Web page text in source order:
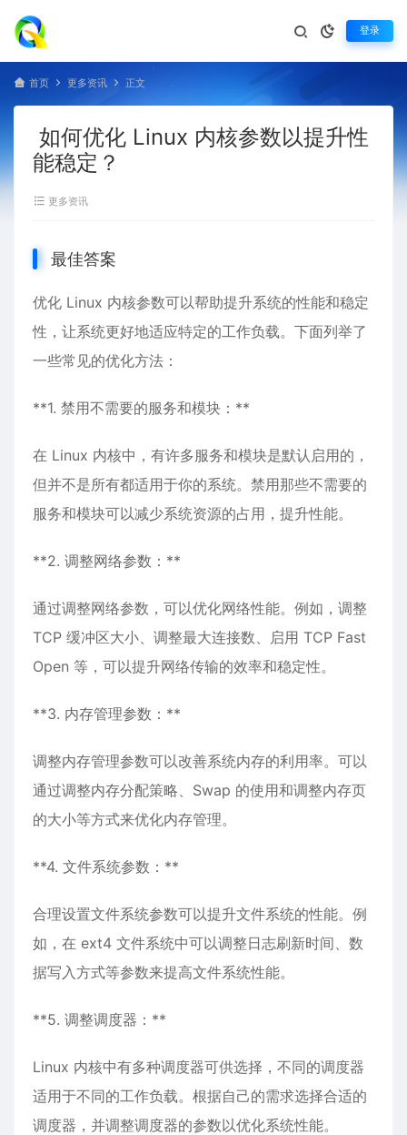
登录
首页 更多资讯 正文
如何优化 Linux 内核参数以提升性
能稳定？
更多资讯
最佳答案
优化 Linux 内核参数可以帮助提升系统的性能和稳定
性，让系统更好地适应特定的工作负载。下面列举了
一些常见的优化方法：
**1. 禁用不需要的服务和模块：**
在 Linux 内核中，有许多服务和模块是默认启用的，
但并不是所有都适用于你的系统。禁用那些不需要的
服务和模块可以减少系统资源的占用，提升性能。
**2. 调整网络参数：**
通过调整网络参数，可以优化网络性能。例如，调整
TCP 缓冲区大小、调整最大连接数、启用 TCP Fast
Open 等，可以提升网络传输的效率和稳定性。
**3. 内存管理参数：**
调整内存管理参数可以改善系统内存的利用率。可以
通过调整内存分配策略、Swap 的使用和调整内存页
的大小等方式来优化内存管理。
**4. 文件系统参数：**
合理设置文件系统参数可以提升文件系统的性能。例
如，在 ext4 文件系统中可以调整日志刷新时间、数
据写入方式等参数来提高文件系统性能。
**5. 调整调度器：**
Linux 内核中有多种调度器可供选择，不同的调度器
适用于不同的工作负载。根据自己的需求选择合适的
调度器，并调整调度器的参数以优化系统性能。